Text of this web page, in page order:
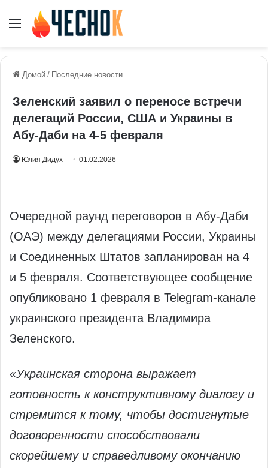
Меню
Домой / Последние новости
Зеленский заявил о переносе встречи
делегаций России, США и Украины в
Абу-Даби на 4-5 февраля
Юлия Дидух 01.02.2026
Очередной раунд переговоров в Абу-Даби
(ОАЭ) между делегациями России, Украины
и Соединенных Штатов запланирован на 4
и 5 февраля. Соответствующее сообщение
опубликовано 1 февраля в Telegram-канале
украинского президента Владимира
Зеленского.
«Украинская сторона выражает
готовность к конструктивному диалогу и
стремится к тому, чтобы достигнутые
договоренности способствовали
скорейшему и справедливому окончанию